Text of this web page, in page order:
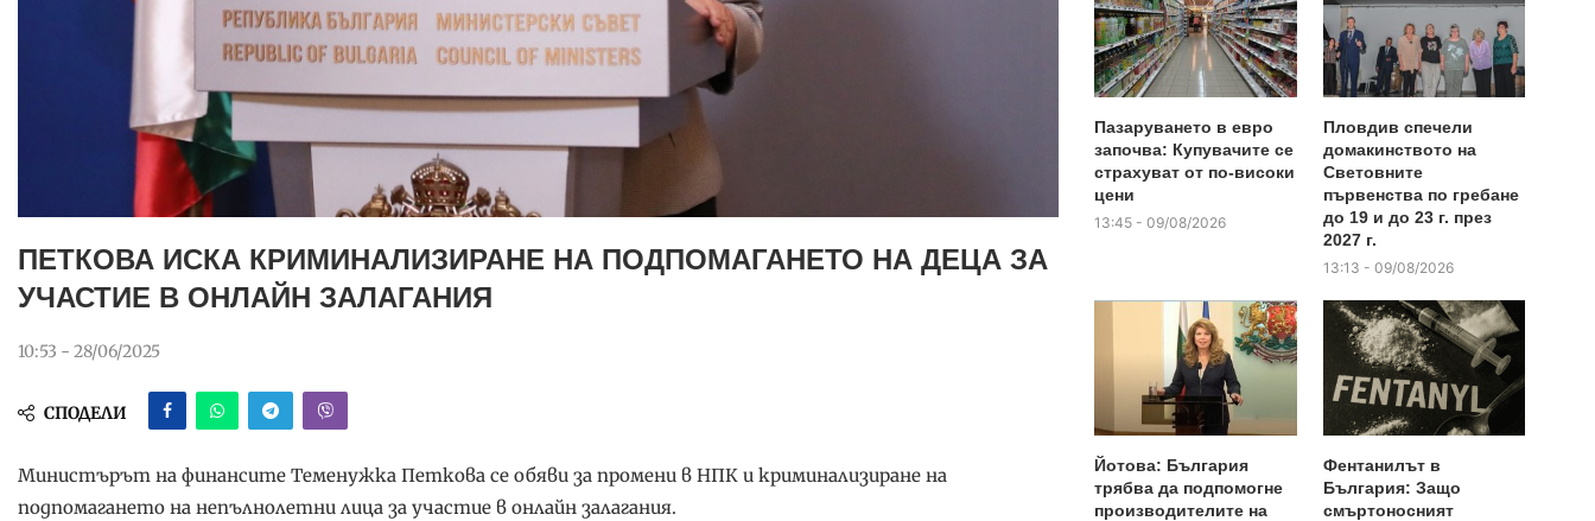
ПЕТКОВА ИСКА КРИМИНАЛИЗИРАНЕ НА ПОДПОМАГАНЕТО НА ДЕЦА ЗА
УЧАСТИЕ В ОНЛАЙН ЗАЛАГАНИЯ
10:53 - 28/06/2025
СПОДЕЛИ
Министърът на финансите Теменужка Петкова се обяви за промени в НПК и криминализиране на
подпомагането на непълнолетни лица за участие в онлайн залагания.
Пазаруването в евро
започва: Купувачите се
страхуват от по-високи
цени
13:45 - 09/08/2026
Пловдив спечели
домакинството на
Световните
първенства по гребане
до 19 и до 23 г. през
2027 г.
13:13 - 09/08/2026
Йотова: България
трябва да подпомогне
производителите на
Фентанилът в
България: Защо
смъртоносният